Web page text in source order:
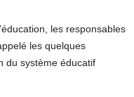
les responsables
les quelques
du système éducatif